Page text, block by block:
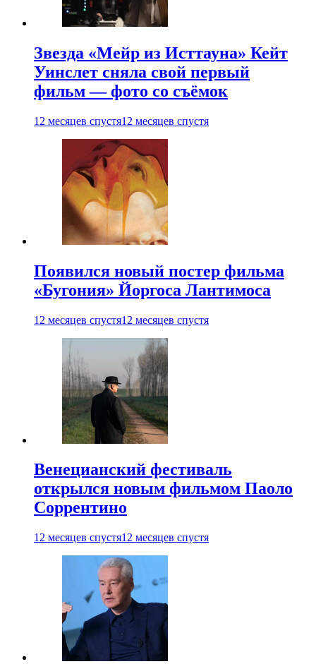
Звезда «Мейр из Исттауна» Кейт
Уинслет сняла свой первый
фильм — фото со съёмок
12 месяцев спустя12 месяцев спустя
Появился новый постер фильма
«Бугония» Йоргоса Лантимоса
12 месяцев спустя12 месяцев спустя
Венецианский фестиваль
открылся новым фильмом Паоло
Соррентино
12 месяцев спустя12 месяцев спустя